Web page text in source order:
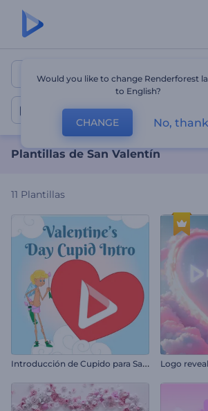
Plantillas de San
Día de San Valentín
Plantillas de San Valentín
11 Plantillas
I
ntroducción de Cupido para San Valentín
Would you like to change Renderforest
to English?
CHANGE No,